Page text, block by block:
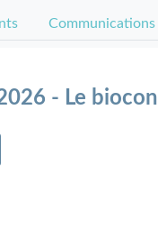
Communications
- Le